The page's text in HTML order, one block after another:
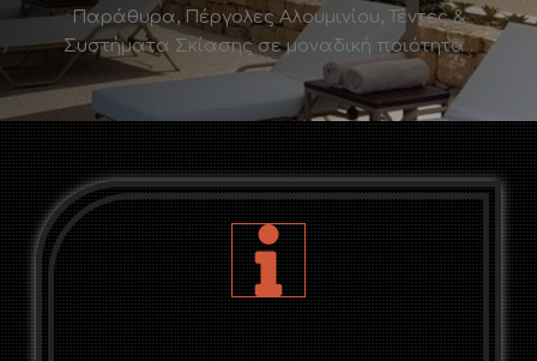
Παράθυρα, Πέργολες Αλουμινίου, Τέντες &
Συστήματα Σκίασης σε μοναδική ποιότητα .